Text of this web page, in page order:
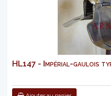
HL147 - Impérial-gaulois